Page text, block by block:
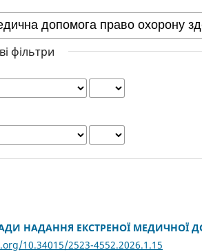
фільтри
НАДАННЯ ЕКСТРЕНОЇ МЕДИЧНОЇ
10.34015/2523-4552.2026.1.15